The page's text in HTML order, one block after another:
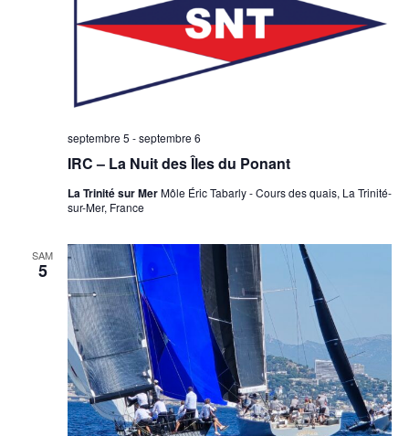
IRC – La Nuit des Îles du Ponant
septembre 5 -septembre 6
La Trinité sur MerMôle Éric Tabarly - Cours des quais, La Trinité-
sur-Mer, France
SAM
5